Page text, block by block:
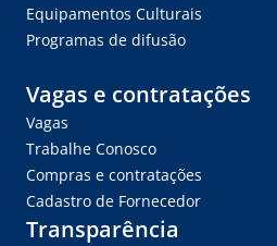
Equipamentos Culturais
Programas de difusão
Vagas e contratações
Vagas
Trabalhe Conosco
Compras e contratações
Cadastro de Fornecedor
Transparência